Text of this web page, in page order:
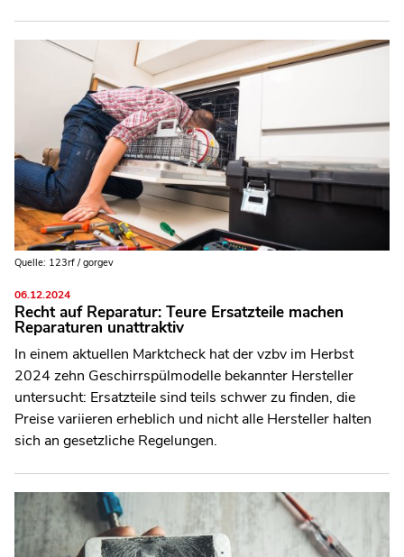
Quelle: 123rf / gorgev
06.12.2024
Recht auf Reparatur: Teure Ersatzteile machen
Reparaturen unattraktiv
In einem aktuellen Marktcheck hat der vzbv im Herbst
2024 zehn Geschirrspülmodelle bekannter Hersteller
untersucht: Ersatzteile sind teils schwer zu finden, die
Preise variieren erheblich und nicht alle Hersteller halten
sich an gesetzliche Regelungen.